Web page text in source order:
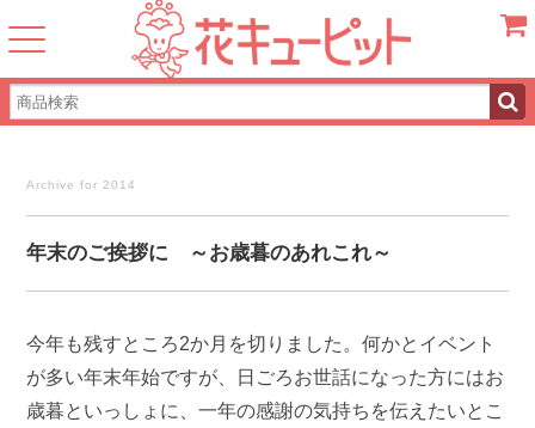
Archive for 2014
年末のご挨拶に ～お歳暮のあれこれ～
今年も残すところ2か月を切りました。何かとイベント
が多い年末年始ですが、日ごろお世話になった方にはお
歳暮といっしょに、一年の感謝の気持ちを伝えたいとこ